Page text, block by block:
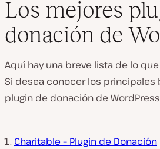
Los mejores
donación de
Aquí hay una breve lista de lo
Si desea conocer los principales
plugin de donación de
Charitable – Plugin de Donación